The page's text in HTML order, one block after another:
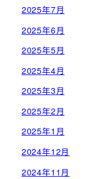
2025年7月
2025年6月
2025年5月
2025年4月
2025年3月
2025年2月
2025年1月
2024年12月
2024年11月